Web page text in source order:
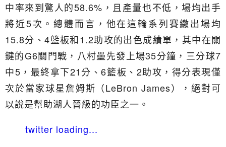
中率來到驚人的58.6%，且產量也不低，場均出手
將近5次。總體而言，他在這輪系列賽繳出場均
15.8分、4籃板和1.2助攻的出色成績單，其中在關
鍵的G6關門戰，八村壘先發上場35分鐘，三分球7
中5，最終拿下21分、6籃板、2助攻，得分表現僅
次於當家球星詹姆斯（LeBron James），絕對可
以說是幫助湖人晉級的功臣之一。
twitter loading...